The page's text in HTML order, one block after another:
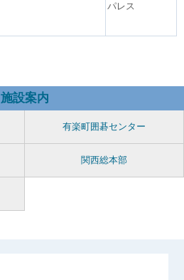
パレス
施設案内
有楽町囲碁センター
関西総本部